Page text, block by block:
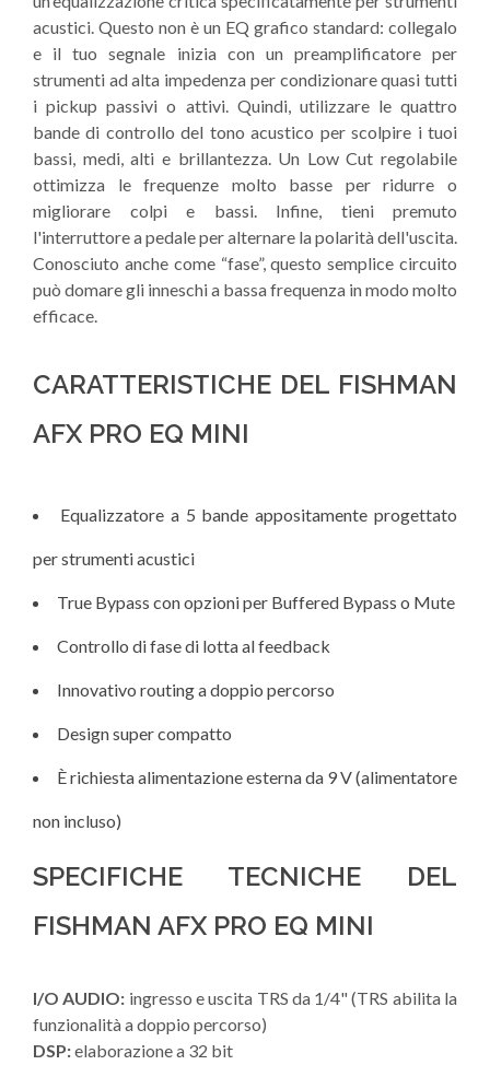
acustici. Questo non è un EQ grafico standard: collegalo
e il tuo segnale inizia con un preamplificatore per
strumenti ad alta impedenza per condizionare quasi tutti
i pickup passivi o attivi. Quindi, utilizzare le quattro
bande di controllo del tono acustico per scolpire i tuoi
bassi, medi, alti e brillantezza. Un Low Cut regolabile
ottimizza le frequenze molto basse per ridurre o
migliorare colpi e bassi. Infine, tieni premuto
l'interruttore a pedale per alternare la polarità dell'uscita.
Conosciuto anche come “fase”, questo semplice circuito
può domare gli inneschi a bassa frequenza in modo molto
efficace.
CARATTERISTICHE DEL FISHMAN
AFX PRO EQ MINI
Equalizzatore a 5 bande appositamente progettato
per strumenti acustici
True Bypass con opzioni per Buffered Bypass o Mute
Controllo di fase di lotta al feedback
Innovativo routing a doppio percorso
Design super compatto
È richiesta alimentazione esterna da 9 V (alimentatore
non incluso)
SPECIFICHE TECNICHE DEL
FISHMAN AFX PRO EQ MINI
I/O AUDIO: ingresso e uscita TRS da 1/4" (TRS abilita la
funzionalità a doppio percorso)
DSP:elaborazione a 32 bit